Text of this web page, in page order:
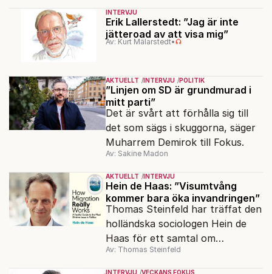
1985” korsas Saltkråkan med
Stephen King.
INTERVJU
Erik Lallerstedt: ”Jag är inte
jätteroad av att visa mig”
Av: Kurt Mälarstedt•
AKTUELLT INTERVJU POLITIK
”Linjen om SD är grundmurad i
mitt parti”
Det är svårt att förhålla sig till
det som sägs i skuggorna, säger
Muharrem Demirok till Fokus.
Av: Sakine Madon
AKTUELLT INTERVJU
Hein de Haas: ”Visumtvång
kommer bara öka invandringen”
Thomas Steinfeld har träffat den
holländska sociologen Hein de
Haas för ett samtal om
migrationens myter.
Av: Thomas Steinfeld
INTERVJU VECKANS FOKUS